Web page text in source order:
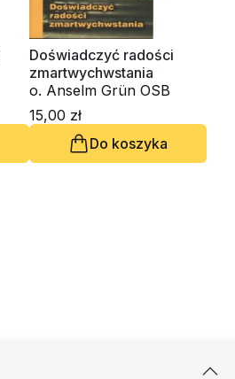
Doświadczyć radości
zmartwychwstania
o. Anselm Grün OSB
15,00 zł
Do koszyka